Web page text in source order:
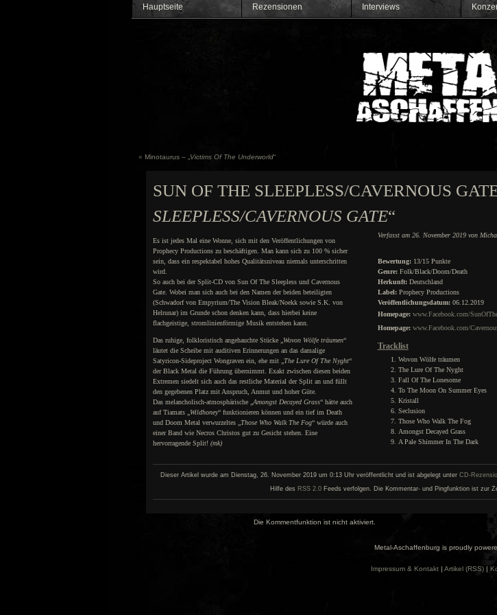
Hauptseite Rezensionen Interviews
« Minotaurus – „ Victims Of The Underworld“
SUN OF THE SLEEPLESS/CAVERNOUS
SLEEPLESS/CAVERNOUS GATE“
Verfasst am 26. November 2019 von
Es ist jedes Mal eine Wonne, sich mit den Veröffentlichungen von
Prophecy Productions zu beschäftigen. Man kann sich zu 100 % sicher
sein, dass ein respektabel hohes Qualitätsniveau niemals unterschritten
wird.
So auch bei der Split-CD von Sun Of The Sleepless und Cavernous
Gate. Wobei man sich auch bei den Namen der beiden beteiligten
(Schwadorf von Empyrium/The Vision Bleak/Noekk sowie S.K. von
Helrunar) im Grunde schon denken kann, dass hierbei keine
flachgeistige, stromlinienförmige Musik entstehen kann.
Das ruhige, folkloristisch angehauchte Stücke „ Wovon Wölfe träumen“
läutet die Scheibe mit auditiven Erinnerungen an das damalige
Satyricon-Sideproject Wongraven ein, ehe mit „ The Lure Of The Nyght“
der Black Metal die Führung übernimmt. Exakt zwischen diesen beiden
Extremen siedelt sich auch das restliche Material der Split an und füllt
den gegebenen Platz mit Anspruch, Anmut und hoher Güte.
Das melancholisch-atmosphärische „ Amongst Decayed Grass“ hätte auch
auf Tiamats „ Wildhoney“ funktionieren können und ein tief im Death
und Doom Metal verwurzeltes „ Those Who Walk The Fog“ würde auch
einer Band wie Necros Christos gut zu Gesicht stehen. Eine
hervorragende Split! (mk)
Bewertung:13/15 Punkte
Genre:Folk/Black/Doom/Death
Herkunft:Deutschland
Label:Prophecy Productions
Veröffentlichungsdatum:06.12.2019
Homepage: www.Facebook.com/
Homepage: www.Facebook.com/
Tracklist
Wovon Wölfe träumen
The Lure Of The Nyght
Fall Of The Lonesome
To The Moon On Summer Eyes
Kristall
Seclusion
Those Who Walk The Fog
Amongst Decayed Grass
A Pale Shimmer In The Dark
Dieser Artikel wurde am Dienstag, 26. November 2019 um 0:13 Uhr veröffentlicht und ist abgelegt unter CD-
Hilfe des RSS 2.0Feeds verfolgen. Die Kommentar- und Pingfunktion ist zur
Die Kommentfunktion ist nicht aktiviert.
Metal-Aschaffenburg is proudly
Impressum & Kontakt| Artikel (RSS)|